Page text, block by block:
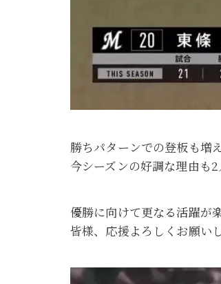
勝ちパターンでの登板も増
今シーズンの好調な理由も
優勝に向けて更なる活躍が
皆様、応援よろしくお願いし